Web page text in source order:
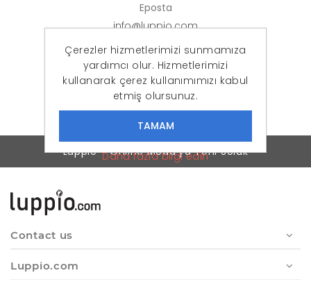
Eposta
info@luppio.com
Banka Hesap Bilgileri
Türkiye İş Bankası
Şube : ATRİUM / İSTANBUL
IBAN : TR32 0006 4000 0011 1370 4297 89
Luppio - Online Moda'ya Yeni Soluk
Contact us
Luppio.com
Çerezler hizmetlerimizi sunmamıza
yardımcı olur. Hizmetlerimizi
kullanarak çerez kullanımımızı kabul
etmiş olursunuz.
Daha fazla bilgi edin